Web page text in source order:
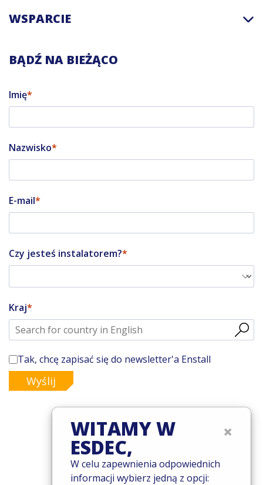
WSPARCIE
BĄDŹ NA BIEŻĄCO
Imię
Nazwisko
E-mail
Czy jesteś instalatorem?
Kraj
Tak, chcę zapisać się do newsletter'a Enstall
Wyślij
© 2026 Esdec. Wszelkie prawa zastrzeżone
Patenty
Zasady i warunki
×
WITAMY W
ESDEC,
W celu zapewnienia odpowiednich
informacji wybierz jedną z opcji: